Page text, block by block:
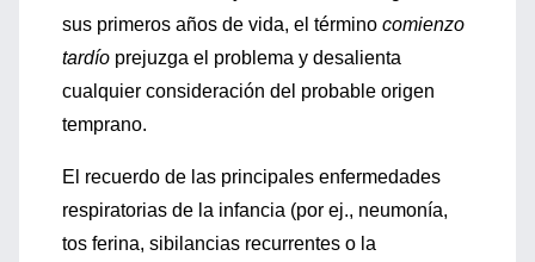
sus primeros años de vida, el término comienzo
tardío prejuzga el problema y desalienta
cualquier consideración del probable origen
temprano.
El recuerdo de las principales enfermedades
respiratorias de la infancia (por ej., neumonía,
tos ferina, sibilancias recurrentes o la